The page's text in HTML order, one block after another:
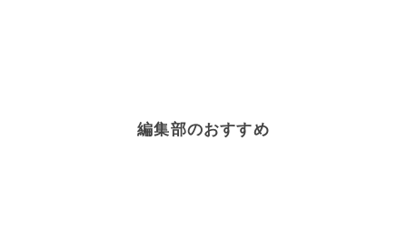
編集部のおすすめ